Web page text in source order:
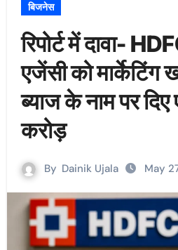
बिजनेस
रिपोर्ट में दावा-
एजेंसी को मार्केटिंग
ब्याज के नाम पर
करोड़
By Dainik Ujala May